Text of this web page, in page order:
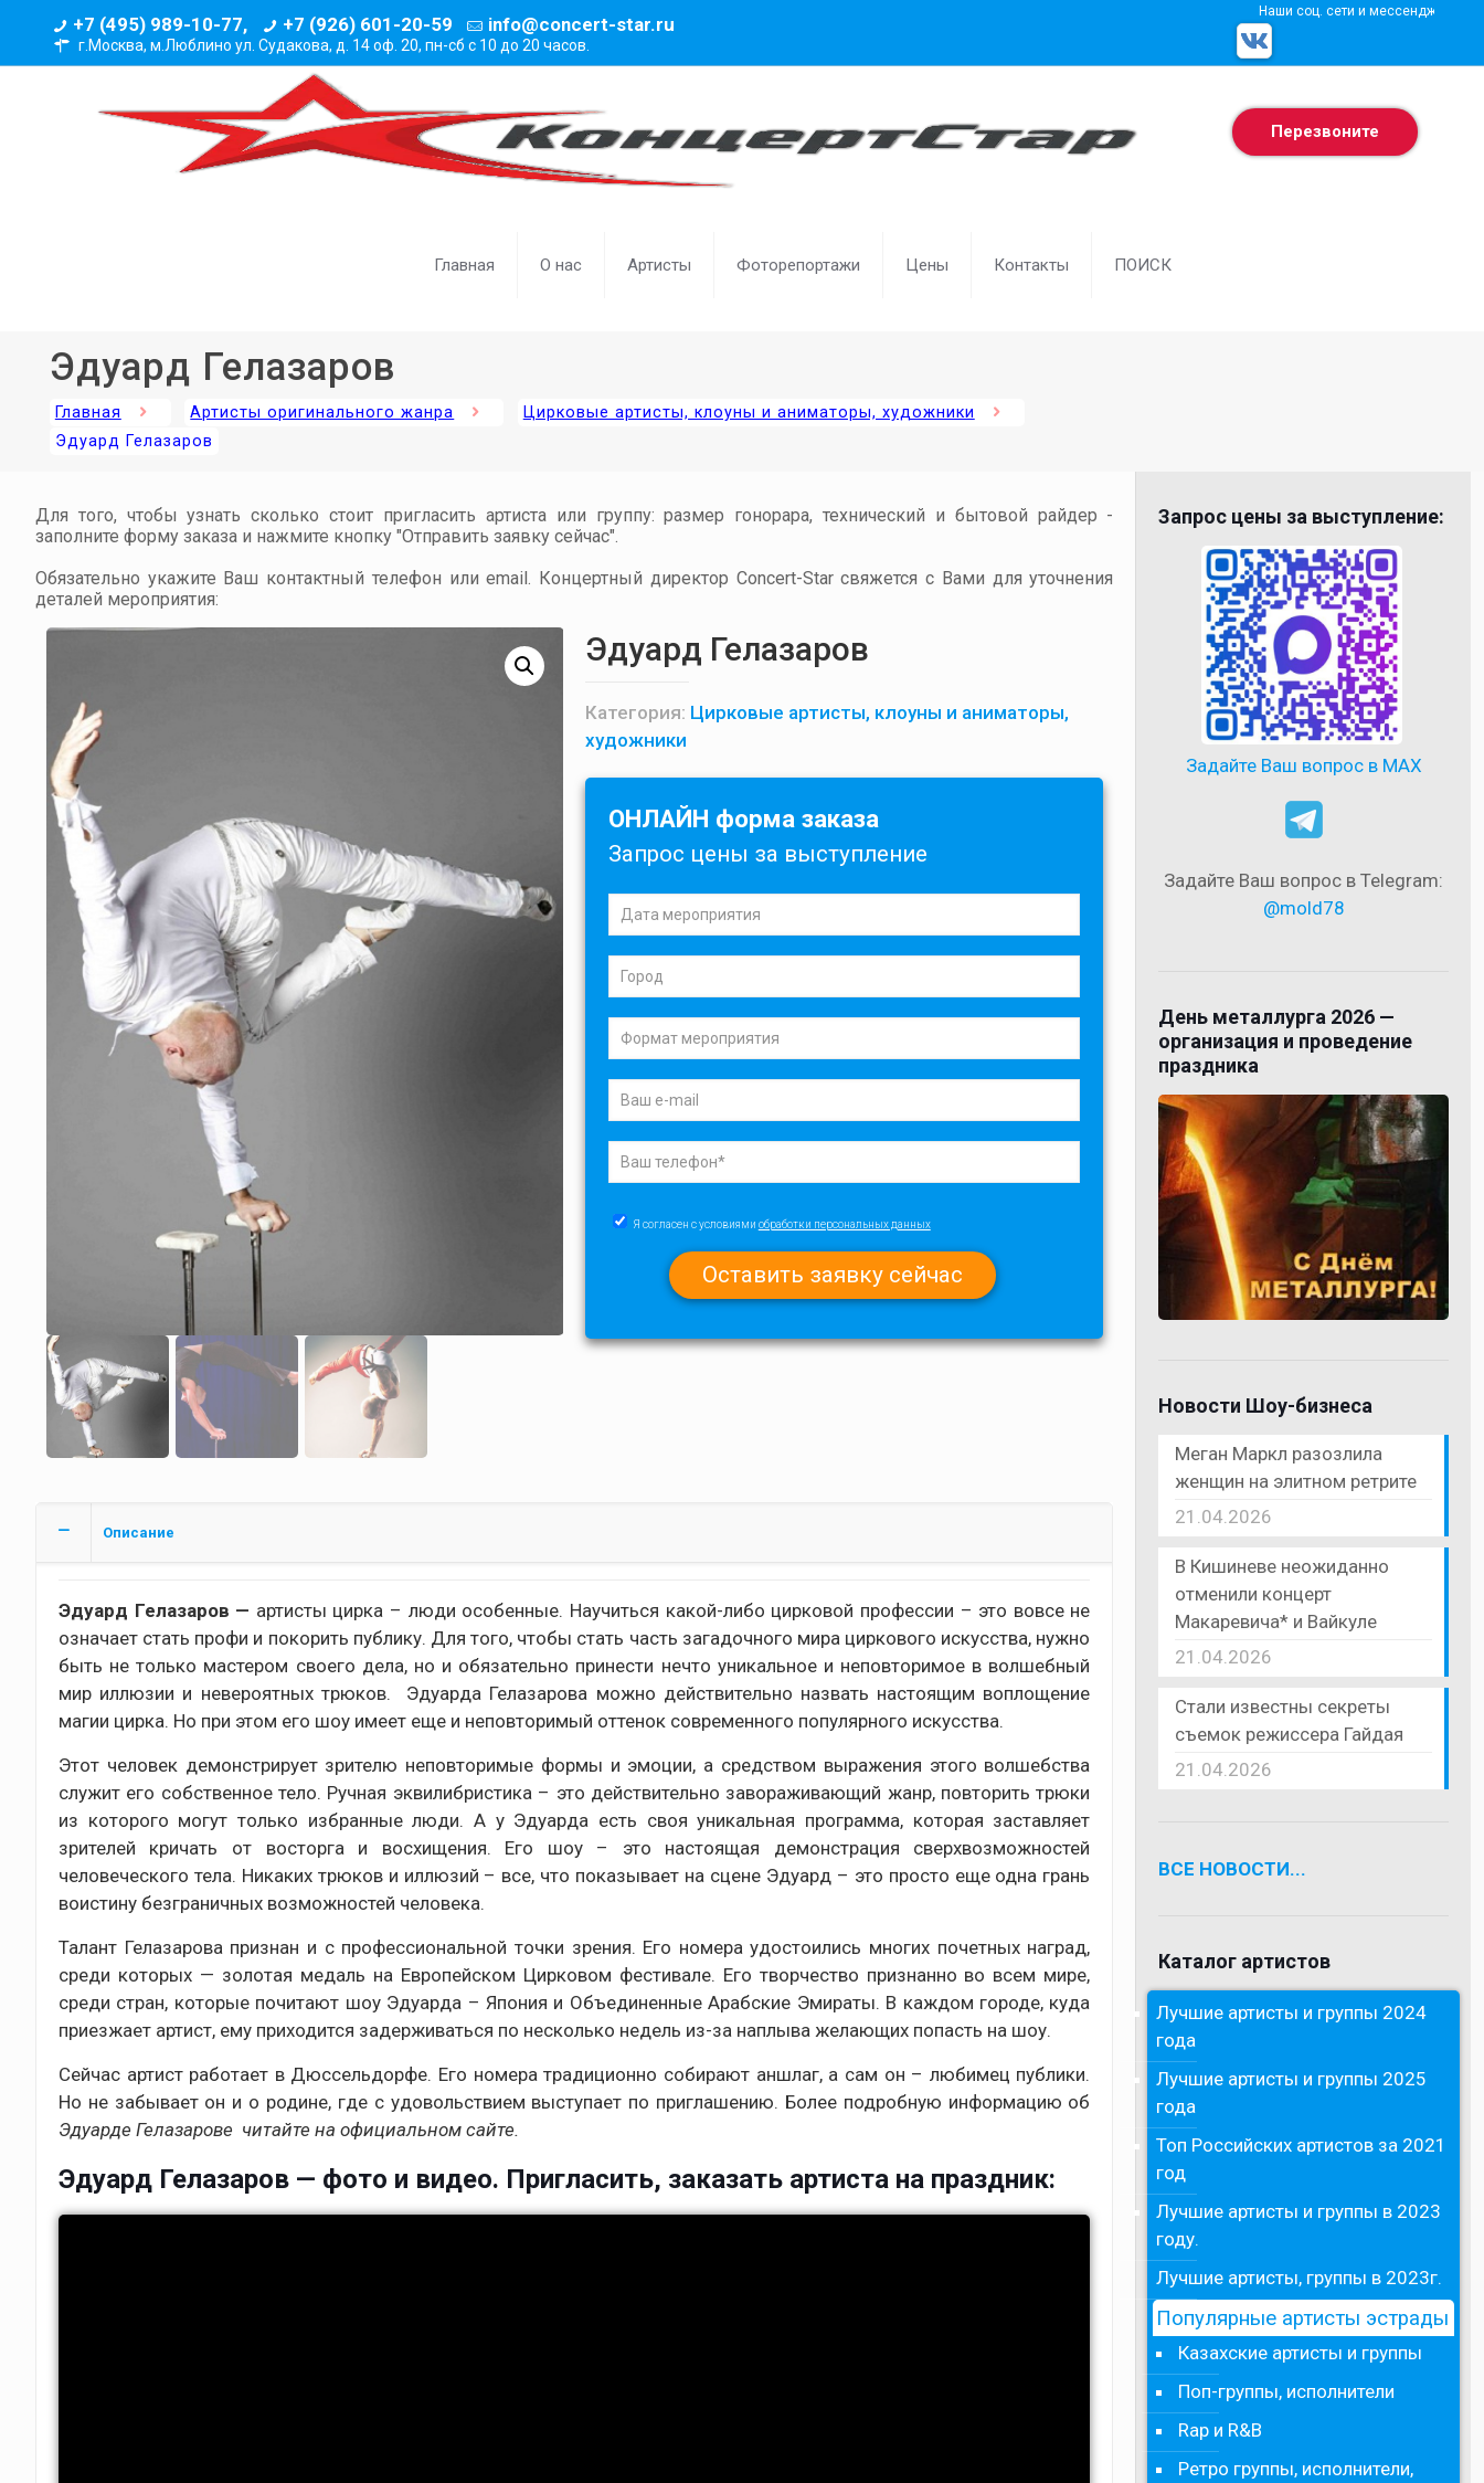
+7 (495) 989-10-77, +7 (926) 601-20-59 info@concert-star.ru
г.Москва, м.Люблино ул. Судакова, д. 14 оф. 20, пн-сб с 10 до 20 часов.
Наши соц. сети и мессенджеры
Главная О нас Артисты Фоторепортажи Цены Контакты ПОИСК
Перезвоните
Эдуард Гелазаров
Главная Артисты оригинального жанра
Цирковые артисты, клоуны и аниматоры, художники
Эдуард Гелазаров
Для того, чтобы узнать сколько стоит пригласить артиста или группу: размер гонорара, технический и бытовой райдер -
заполните форму заказа и нажмите кнопку "Отправить заявку сейчас".
Обязательно укажите Ваш контактный телефон или email. Концертный директор Concert-Star свяжется с Вами для уточнения
деталей мероприятия:
Эдуард Гелазаров
Категория: Цирковые артисты, клоуны и аниматоры,
художники
ОНЛАЙН форма заказа
Запрос цены за выступление
Я согласен с условиями обработки персональных данных
Описание
Эдуард Гелазаров — артисты цирка – люди особенные. Научиться какой-либо цирковой профессии – это вовсе не
означает стать профи и покорить публику. Для того, чтобы стать часть загадочного мира циркового искусства, нужно
быть не только мастером своего дела, но и обязательно принести нечто уникальное и неповторимое в волшебный
мир иллюзии и невероятных трюков. Эдуарда Гелазарова можно действительно назвать настоящим воплощение
магии цирка. Но при этом его шоу имеет еще и неповторимый оттенок современного популярного искусства.
Этот человек демонстрирует зрителю неповторимые формы и эмоции, а средством выражения этого волшебства
служит его собственное тело. Ручная эквилибристика – это действительно завораживающий жанр, повторить трюки
из которого могут только избранные люди. А у Эдуарда есть своя уникальная программа, которая заставляет
зрителей кричать от восторга и восхищения. Его шоу – это настоящая демонстрация сверхвозможностей
человеческого тела. Никаких трюков и иллюзий – все, что показывает на сцене Эдуард – это просто еще одна грань
воистину безграничных возможностей человека.
Талант Гелазарова признан и с профессиональной точки зрения. Его номера удостоились многих почетных наград,
среди которых — золотая медаль на Европейском Цирковом фестивале. Его творчество признанно во всем мире,
среди стран, которые почитают шоу Эдуарда – Япония и Объединенные Арабские Эмираты. В каждом городе, куда
приезжает артист, ему приходится задерживаться по несколько недель из-за наплыва желающих попасть на шоу.
Сейчас артист работает в Дюссельдорфе. Его номера традиционно собирают аншлаг, а сам он – любимец публики.
Но не забывает он и о родине, где с удовольствием выступает по приглашению. Более подробную информацию об
Эдуарде Гелазарове читайте на официальном сайте.
Эдуард Гелазаров — фото и видео. Пригласить, заказать артиста на праздник:
Запрос цены за выступление:
Задайте Ваш вопрос в MAX
Задайте Ваш вопрос в Telegram:
@mold78
День металлурга 2026 —
организация и проведение
праздника
Новости Шоу-бизнеса
Меган Маркл разозлила
женщин на элитном ретрите
21.04.2026
В Кишиневе неожиданно
отменили концерт
Макаревича* и Вайкуле
21.04.2026
Стали известны секреты
съемок режиссера Гайдая
21.04.2026
ВСЕ НОВОСТИ...
Каталог артистов
Лучшие артисты и группы 2024
года
Лучшие артисты и группы 2025
года
Топ Российских артистов за 2021
год
Лучшие артисты и группы в 2023
году.
Лучшие артисты, группы в 2023г.
Популярные артисты эстрады
Казахские артисты и группы
Поп-группы, исполнители
Rap и R&B
Ретро группы, исполнители,